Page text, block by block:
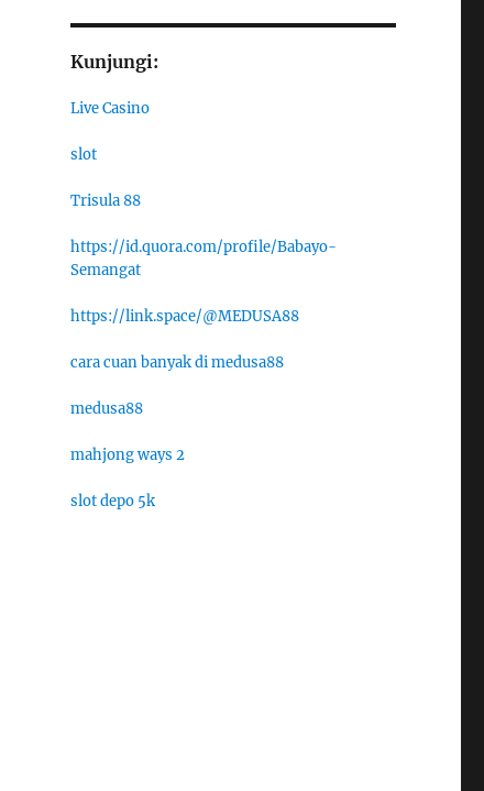
Kunjungi:
Live Casino
slot
Trisula 88
https://id.quora.com/profile/Babayo-
Semangat
https://link.space/@MEDUSA88
cara cuan banyak di medusa88
medusa88
mahjong ways 2
slot depo 5k